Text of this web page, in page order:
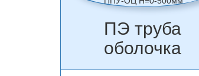
ПЭ труба
оболочка